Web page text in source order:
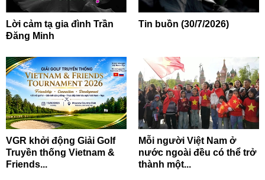
Lời cảm tạ gia đình Trần
Đăng Minh
Tin buồn (30/7/2026)
VGR khởi động Giải Golf
Truyền thống Vietnam &
Friends...
Mỗi người Việt Nam ở
nước ngoài đều có thể trở
thành một...